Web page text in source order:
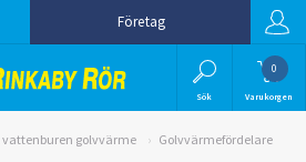
Företag
Sök
0
Varukorgen
vattenburen golvvärme Golvvärmefördelare